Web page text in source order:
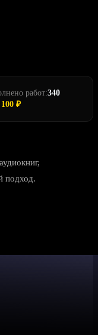
работ:340
₽
подход.